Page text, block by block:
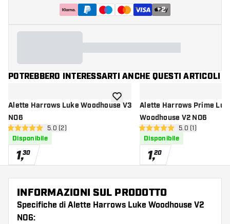
+2
POTREBBERO INTERESSARTI ANCHE QUESTI ARTICOLI
Alette Harrows Luke Woodhouse V3
NO6
apri pannello recensioni
5 stelle di valutazione
5.0 (2)
Disponibile
1,30
aggiungi alla lista dei desideri
Alette Harrows Prime
Woodhouse V2 NO6
apri pannello
5 stelle di valutazione
5.0 (1)
Disponibile
1,20
INFORMAZIONI SUL PRODOTTO
Specifiche di Alette Harrows Luke Woodhouse V2
NO6: